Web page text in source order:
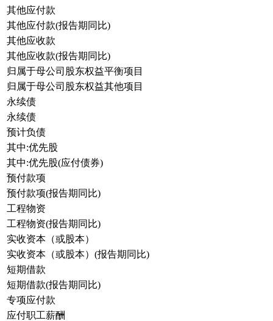
其他应付款
其他应付款(报告期同比)
其他应收款
其他应收款(报告期同比)
归属于母公司股东权益平衡项目
归属于母公司股东权益其他项目
永续债
永续债
预计负债
其中:优先股
其中:优先股(应付债券)
预付款项
预付款项(报告期同比)
工程物资
工程物资(报告期同比)
实收资本（或股本）
实收资本（或股本）(报告期同比)
短期借款
短期借款(报告期同比)
专项应付款
应付职工薪酬